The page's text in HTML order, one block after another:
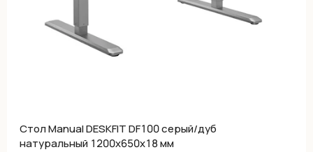
Cтол Manual DESKFIT DF100 серый/дуб
натуральный 1200х650х18 мм